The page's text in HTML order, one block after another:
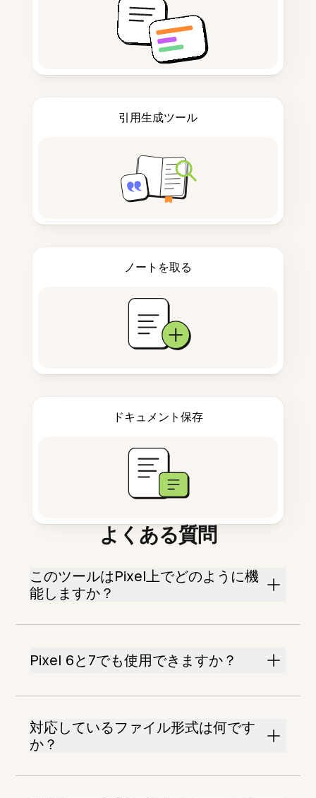
引用生成ツール
ノートを取る
ドキュメント保存
よくある質問
このツールはPixel上でどのように機
能しますか？
Pixel 6と7でも使用できますか？
対応しているファイル形式は何です
か？